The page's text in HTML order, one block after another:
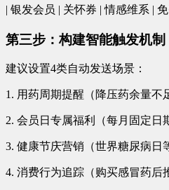
| 银发会员 | 关怀券 | 情感维系 |
第三步：构建智能触发机制
建议设置4类自动发送场景：
1. 用药周期提醒（降压药余量不
2. 会员日专属福利（每月固定日
3. 健康节庆营销（世界糖尿病日
4. 消费行为追踪（购买感冒药后